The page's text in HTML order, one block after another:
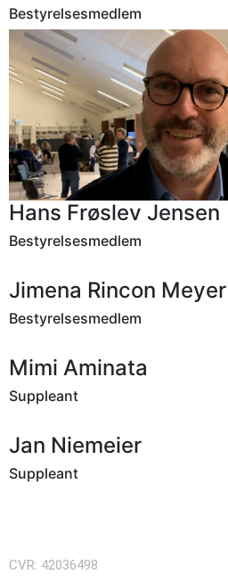
Bestyrelsesmedlem
Hans Frøslev Jensen
Bestyrelsesmedlem
Jimena Rincon Meyer
Bestyrelsesmedlem
Mimi Aminata
Suppleant
Jan Niemeier
Suppleant
CVR: 42036498